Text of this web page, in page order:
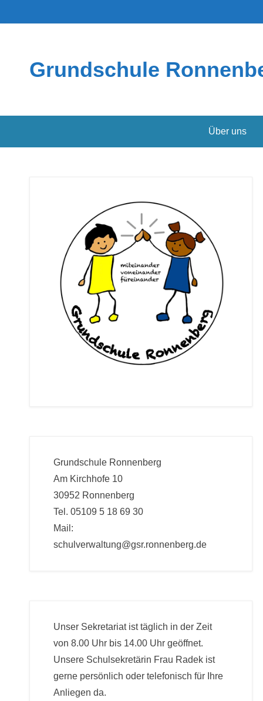
Grundschule
Über uns
Grundschule Ronnenberg
Am Kirchhofe 10
30952 Ronnenberg
Tel. 05109 5 18 69 30
Mail:
schulverwaltung@gsr.ronnenberg.de
Unser Sekretariat ist täglich in der Zeit
von 8.00 Uhr bis 14.00 Uhr geöffnet.
Unsere Schulsekretärin Frau Radek ist
gerne persönlich oder telefonisch für Ihre
Anliegen da.